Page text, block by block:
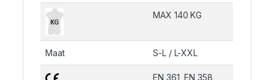
MAX 140 KG
Maat S-L / L-XXL
EN 361, EN 358